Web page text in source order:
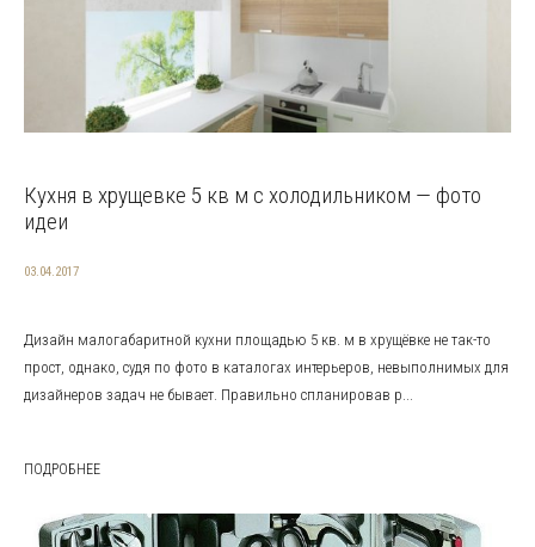
Кухня в хрущевке 5 кв м с холодильником — фото
идеи
03.04.2017
Дизайн малогабаритной кухни площадью 5 кв. м в хрущёвке не так-то
прост, однако, судя по фото в каталогах интерьеров, невыполнимых для
дизайнеров задач не бывает. Правильно спланировав р...
ПОДРОБНЕЕ